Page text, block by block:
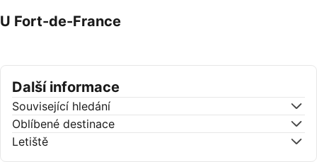
U Fort-de-France
Další informace
Související hledání
Oblíbené destinace
Letiště